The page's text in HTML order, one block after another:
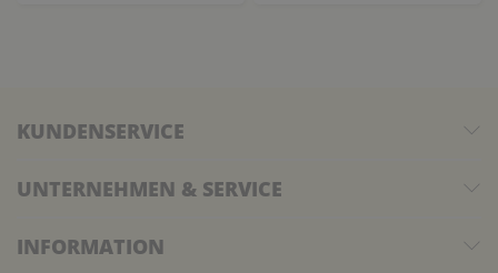
KUNDENSERVICE
UNTERNEHMEN & SERVICE
INFORMATION